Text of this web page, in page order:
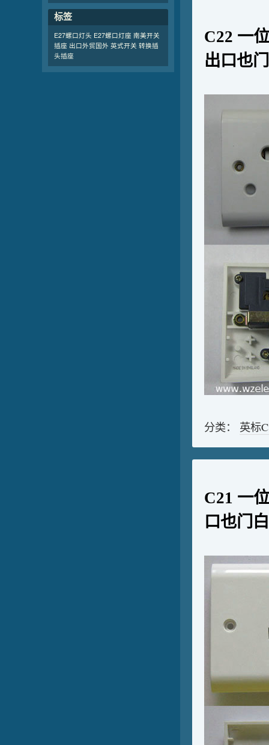
C22 一
出口也
分类： 英标
C21 一
口也门
标签
E27螺口灯头 E27螺口灯座 南美开关
插座 出口外贸国外 英式开关 转换插
头插座